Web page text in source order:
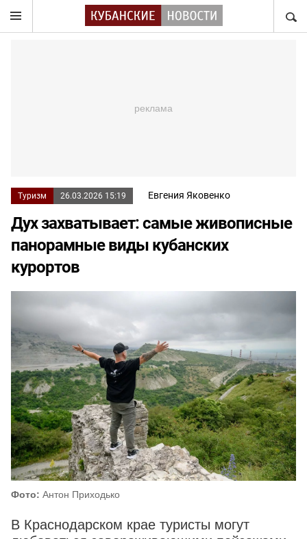
Туризм 26.03.2026 15:19 Евгения Яковенко
Дух захватывает: самые живописные
панорамные виды кубанских
курортов
Фото: Антон Приходько
В Краснодарском крае туристы могут